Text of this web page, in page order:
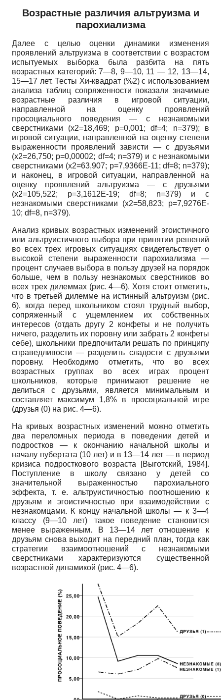
Возрастные различия альтруизма и
парохиализма
Далее с целью оценки динамики изменения
проявлений альтруизма в соответствии с возрастом
испытуемых выборка была разбита на пять
возрастных категорий: 7—8, 9—10, 11 — 12, 13—14,
15—17 лет. Тесты Хи-квадрат (%2) с использованием
анализа таблиц сопряженности показали значимые
возрастные различия в игровой ситуации,
направленной на оценку проявлений
просоциального поведения — с незнакомыми
сверстниками (х2=18,469; p=0,001; df=4; n=379); в
игровой ситуации, направленной на оценку степени
выраженности проявлений зависти — с друзьями
(х2=26,750; p=0,00002; df=4; n=379) и с незнакомыми
сверстниками (х2=63,907; p=7,9366E-11; df=8; n=379);
и наконец, в игровой ситуации, направленной на
оценку проявлений альтруизма — с друзьями
(х2=105,522; p=3,1612E-19; df=8; n=379) и с
незнакомыми сверстниками (х2=58,823; p=7,9276E-
10; df=8, n=379).
Анализ кривых возрастных изменений эгоистичного
или альтруистичного выбора при принятии решений
во всех трех игровых ситуациях свидетельствует о
высокой степени выраженности парохиализма —
процент случаев выбора в пользу друзей на порядок
больше, чем в пользу незнакомых сверстников во
всех трех дилеммах (рис.4—6). Хотя стоит отметить,
что в третьей дилемме на истинный альтруизм (рис.
6), когда перед школьником стоял трудный выбор,
сопряженный с ущемлением их собственных
интересов (отдать другу 2 конфеты и не получить
ничего, разделить их поровну или забрать 2 конфеты
себе), школьники предпочитали решать по принципу
справедливости— разделить сладости с друзьями
поровну. Необходимо отметить, что во всех
возрастных группах во всех играх процент
школьников, которые принимают решение не
делиться с друзьями, является минимальным и
составляет максимум 1,8% в просоциальной игре
(друзья (0) на рис. 4—6).
На кривых возрастных изменений можно отметить
два переломных периода в поведении детей и
подростков— к окончанию начальной школы и
началу пубертата (10 лет) и в 13—14 лет — в период
кризиса подросткового возраста
[Выготский, 1984].
Поступление в школу связано у детей со
значительной выраженностью парохиального
эффекта, т. е. альтруистичностью поотношению к
друзьям и эгоистичностью при взаимодействии с
незнакомцами. К концу начальной школы — к 3—4
классу (9—10 лет) такое поведение становится
менее выраженным. В 13—14 лет отношение к
друзьям снова выходит на передний план, тогда как
стратегии взаимоотношений с незнакомыми
сверстниками характеризуются существенной
возрастной динамикой (рис. 4—6).